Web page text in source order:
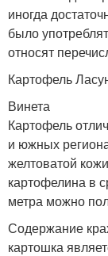
иногда
было
относят
Картофель
Винета
Картофель
и южных
желтоватой
картофелина в
метра можно
Содержание
картошка